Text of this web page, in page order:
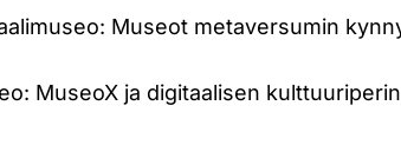
Museot metaversumin
MuseoX ja digitaalisen